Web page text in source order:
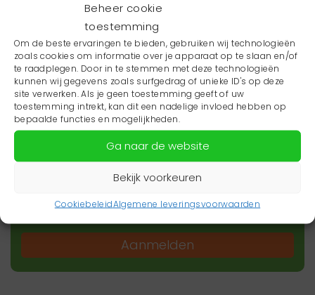
Beheer cookie
toestemming
Om de beste ervaringen te bieden, gebruiken wij technologieën
zoals cookies om informatie over je apparaat op te slaan en/of
te raadplegen. Door in te stemmen met deze technologieën
kunnen wij gegevens zoals surfgedrag of unieke ID's op deze
site verwerken. Als je geen toestemming geeft of uw
toestemming intrekt, kan dit een nadelige invloed hebben op
bepaalde functies en mogelijkheden.
Ga naar de website
Bekijk voorkeuren
CookiebeleidAlgemene leveringsvoorwaarden
Wil je niets missen?
Wil je op de hoogte blijven van het laatste
zorgnieuws in jouw regio? Schrijf je dan in voor
onze nieuwsbrief.
Aanmelden